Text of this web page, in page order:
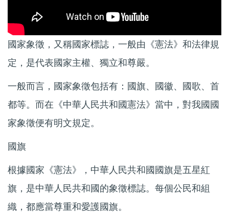
國家象徵，又稱國家標誌，一般由《憲法》和法律規
定，是代表國家主權、獨立和尊嚴。
一般而言，國家象徵包括有：國旗、國徽、國歌、首
都等。而在《中華人民共和國憲法》當中，對我國國
家象徵便有明文規定。
國旗
根據國家《憲法》，中華人民共和國國旗是五星紅
旗，是中華人民共和國的象徵標誌。每個公民和組
織，都應當尊重和愛護國旗。